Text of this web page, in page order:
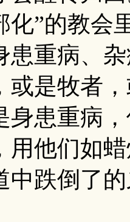
化”的教会
患重病、
或是牧者
身患重病
用他们如
中跌倒了